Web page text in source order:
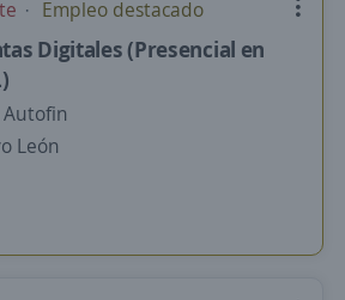
Empleo destacado
Digitales (Presencial en
León